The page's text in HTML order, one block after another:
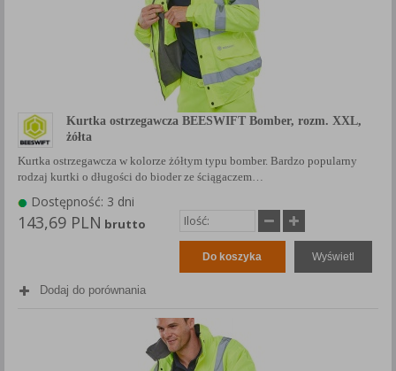
Kurtka ostrzegawcza BEESWIFT Bomber, rozm. XXL,
żółta
Kurtka ostrzegawcza w kolorze żółtym typu bomber. Bardzo popularny
rodzaj kurtki o długości do bioder ze ściągaczem…
Dostępność: 3 dni
143,69 PLN brutto
Do koszyka Wyświetl
Dodaj do porównania